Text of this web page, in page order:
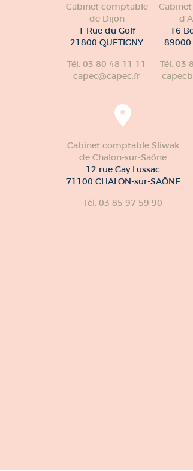
Cabinet comptable
de Dijon
1 Rue du Golf
21800 QUETIGNY
Tél. 03 80 48 11 11
capec@capec.fr
16
89000
Tél. 03
Cabinet comptable Sliwak
de Chalon-sur-Saône
12 rue Gay Lussac
71100 CHALON-sur-SAÔNE
Tél. 03 85 97 59 90